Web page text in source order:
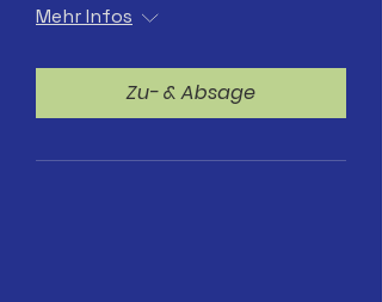
Mehr Infos
Zu- & Absage